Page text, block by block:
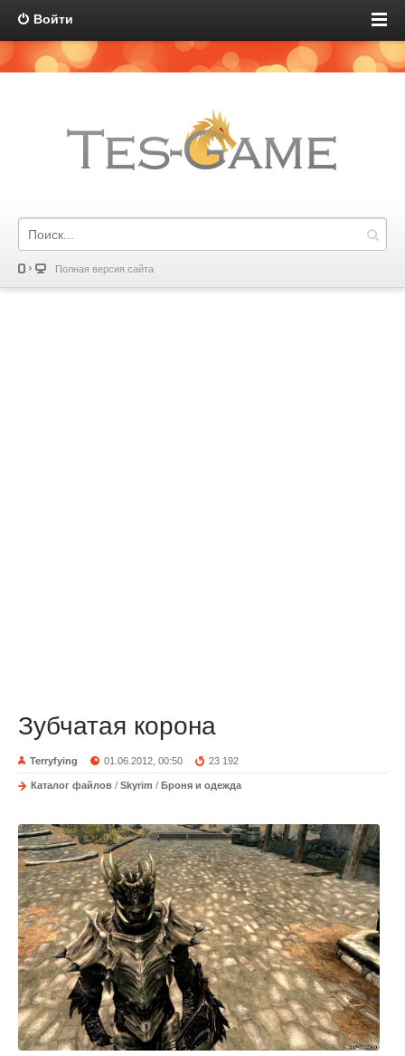
Войти
Полная версия сайта
Зубчатая корона
Terryfying 01.06.2012, 00:50 23 192
Каталог файлов / Skyrim / Броня и одежда